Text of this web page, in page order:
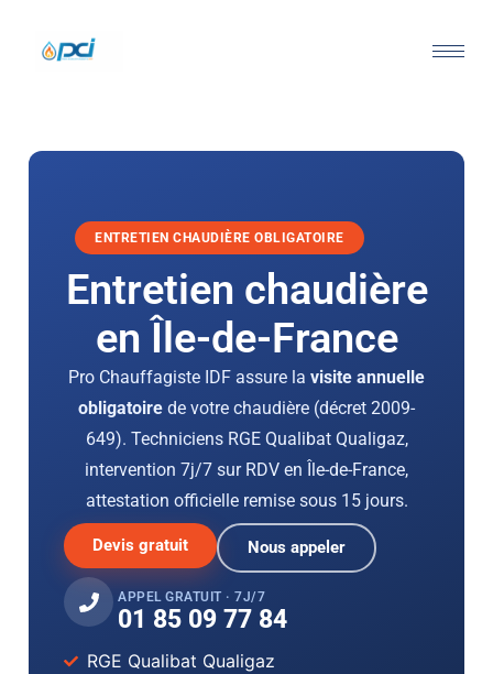
ENTRETIEN CHAUDIÈRE OBLIGATOIRE
Entretien chaudière
en Île-de-France
Pro Chauffagiste IDF assure la visite annuelle
obligatoire de votre chaudière (décret 2009-
649). Techniciens RGE Qualibat Qualigaz,
intervention 7j/7 sur RDV en Île-de-France,
attestation officielle remise sous 15 jours.
Devis gratuit Nous appeler
APPEL GRATUIT · 7J/7
01 85 09 77 84
RGE Qualibat Qualigaz